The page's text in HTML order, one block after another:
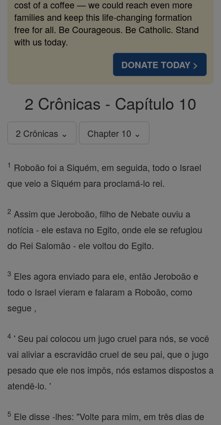
cost of a coffee — we could reach even more
families and keep this life-changing formation
free for all. Be Courageous. Be Catholic. Stand
with us today.
DONATE TODAY >
2 Crônicas - Capítulo 10
2 Crônicas ⌄ Chapter 10 ⌄
1 Roboão foi a Siquém, em seguida, todo o Israel
que veio a Siquém para proclamá-lo rei.
2 Assim que Jeroboão, filho de Nebate ouviu a
notícia - ele estava no Egito, onde ele se refugiou
do Rei Salomão - ele voltou do Egito.
3 Eles agora enviado para ele, então Jeroboão e
todo o Israel vieram e falaram a Roboão, como
segue ,
4 ' Seu pai colocou um jugo cruel para nós, se você
vai aliviar a escravidão cruel de seu pai, que o jugo
pesado que ele nos impôs, nós estamos dispostos a
atendê-lo. '
5 Ele disse -lhes: "Volte para mim, em três dias de